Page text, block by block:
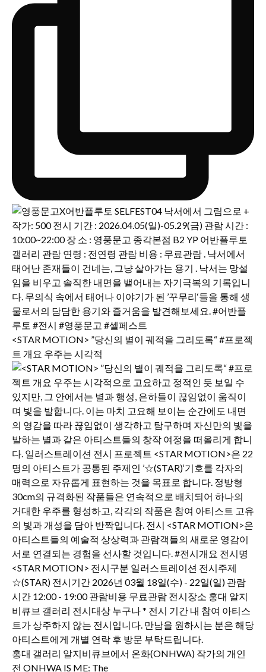
<STAR MOTION> ”당신의 별이 궤적을 그리도록“ #프로젝
트 개요 우주는 시각적
홍대 갤러리 알지비큐브에서 온화(ONHWA) 작가의 개인
전 ONHWA IS ME: The